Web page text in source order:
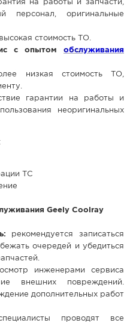
на работы и запчасти,
персонал, оригинальные
стоимость ТО.
с опытом обслуживания
низкая стоимость ТО,
гарантии на работы и
неоригинальных
ТС
Geely Coolray
рекомендуется записаться
очередей и убедиться
инженерами сервиса
внешних повреждений.
дополнительных работ
проводят все